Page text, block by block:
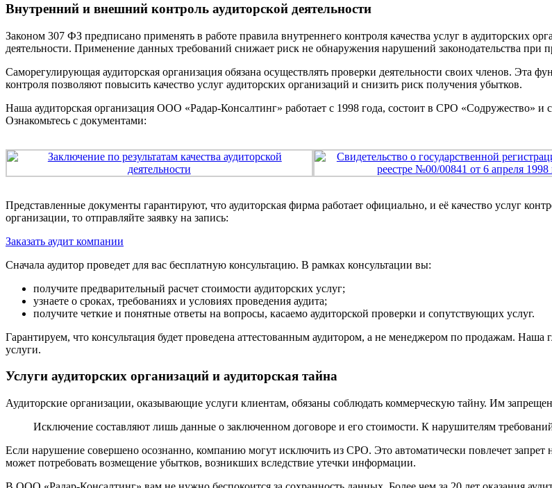
Внутренний и внешний контроль аудиторской деятельности
Законом 307 ФЗ предписано применять в работе правила внутреннего контроля качества услуг в аудиторских
деятельности. Применение данных требований снижает риск не обнаружения нарушений законодательства при
Саморегулирующая аудиторская организация обязана осуществлять проверки деятельности своих членов.
контроля позволяют повысить качество услуг аудиторских организаций и снизить риск получения убытков.
Наша аудиторская организация ООО «Радар-Консалтинг» работает с 1998 года, состоит в СРО «Содружество» и
Ознакомьтесь с документами:
Представленные документы гарантируют, что аудиторская фирма работает официально, и её качество услуг
организации, то отправляйте заявку на запись:
Заказать аудит компании
Сначала аудитор проведет для вас бесплатную консультацию. В рамках консультации вы:
получите предварительный расчет стоимости аудиторских услуг;
узнаете о сроках, требованиях и условиях проведения аудита;
получите четкие и понятные ответы на вопросы, касаемо аудиторской проверки и сопутствующих услуг.
Гарантируем, что консультация будет проведена аттестованным аудитором, а не менеджером по продажам.
услуги.
Услуги аудиторских организаций и аудиторская тайна
Аудиторские организации, оказывающие услуги клиентам, обязаны соблюдать коммерческую тайну. Им
Исключение составляют лишь данные о заключенном договоре и его стоимости. К нарушителям
Если нарушение совершено осознанно, компанию могут исключить из СРО. Это автоматически повлечет запрет
может потребовать возмещение убытков, возникших вследствие утечки информации.